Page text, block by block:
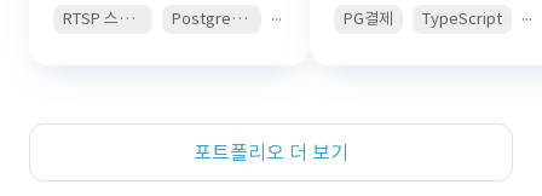
RTSP 스트리밍 PostgreSQL ... PG결제 TypeScript ...
포트폴리오 더 보기